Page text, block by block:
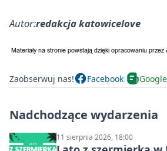
Autor:redakcja katowicelove
Zaobserwuj nas! Facebook
Nadchodzące wydarzenia
11 sierpnia 2026, 18:00